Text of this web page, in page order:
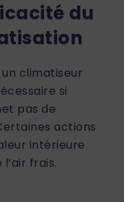
du
climatiseur
si
pas de
actions
intérieure
frais.